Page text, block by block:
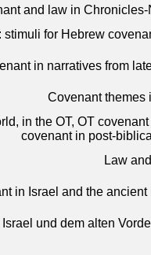
and law in Chronicles-
for Hebrew
in narratives from
Covenant themes
in the OT, OT
covenant in post-
Law
in Israel and the ancient
und dem alten